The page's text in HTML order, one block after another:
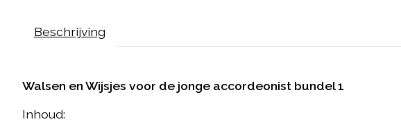
Beschrijving
Walsen en Wijsjes voor de jonge accordeonist bundel 1
Inhoud: